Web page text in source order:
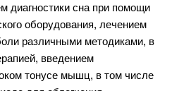
диагностики сна при помощи
оборудования, лечением
различными методиками, в
введением
тонусе мышц, в том числе